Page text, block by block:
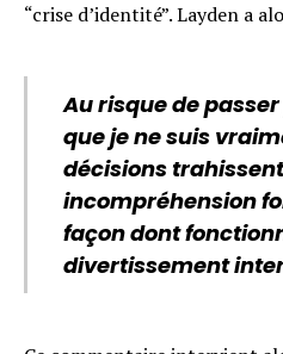
“crise d’identité”. Layden a
Au risque de
que je ne suis
décisions
incompréhension
façon dont
divertissement